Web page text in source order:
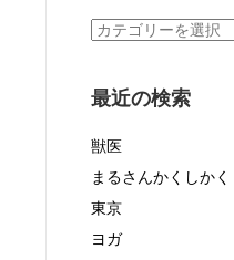
カ
リ
最近の検索
獣医
まるさんかくしかく
東京
ヨガ